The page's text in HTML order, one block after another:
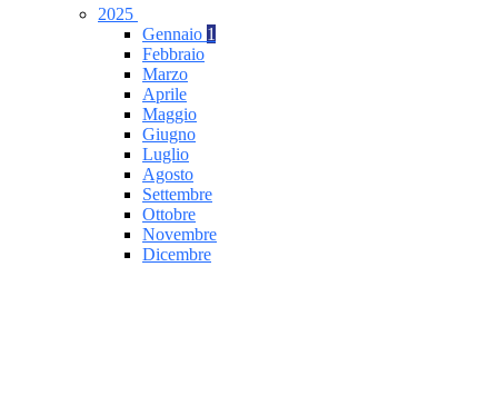
2025
Gennaio 1
Febbraio
Marzo
Aprile
Maggio
Giugno
Luglio
Agosto
Settembre
Ottobre
Novembre
Dicembre